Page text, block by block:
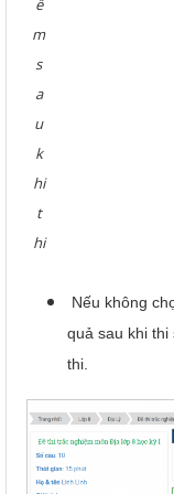
ể
m
s
a
u
k
hi
t
hi
Nếu không
quả sau khi thi
thi.